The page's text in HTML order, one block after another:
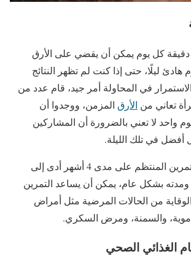
ممارسة 20 إلى 30 دقيقة كل يوم يمكن أن يقضي على الأرق
ليلًا، حتى إذا كنت لم تظهر النتائج
في المحاولة أمر جيد، قام عدد من
الأرق المزمن، ووجدوا أن
واحد لا تعني بالضرورة أن المشاركين
في تلك الليلة.
اتضح بعد ذلك أن التمرين المنتظم على مدى 4 أشهر أدى إلى
بشكل عام، يمكن أن يساعد التمرين
من الحالات المرضية مثل أمراض
والسمنة، ومرض السكري.
الغذائي الصحي